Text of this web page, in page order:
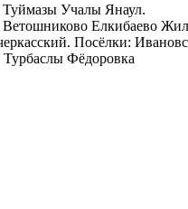
Учалы Янаул.
Елкибаево
Посёлки:
Фёдоровка